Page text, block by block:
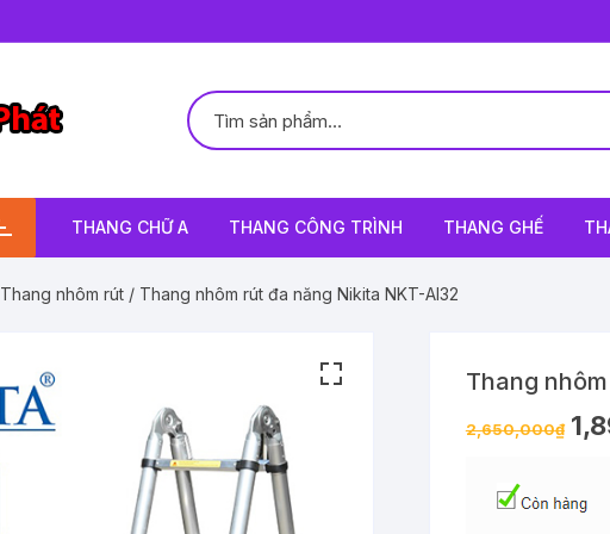
THANG CHỮ A THANG CÔNG TRÌNH THANG GHẾ
Thang nhôm rút / Thang nhôm rút đa năng Nikita NKT-AI32
Thang
2,650,000₫